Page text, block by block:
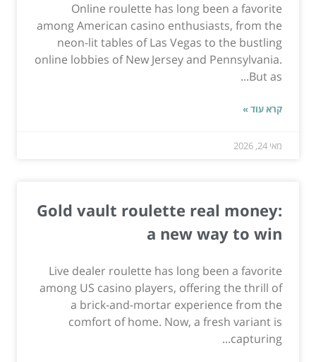
Online roulette has long been a favorite
among American casino enthusiasts, from the
neon-lit tables of Las Vegas to the bustling
online lobbies of New Jersey and Pennsylvania.
But as...
קרא עוד »
מאי 24, 2026
Gold vault roulette real money:
a new way to win
Live dealer roulette has long been a favorite
among US casino players, offering the thrill of
a brick-and-mortar experience from the
comfort of home. Now, a fresh variant is
capturing...